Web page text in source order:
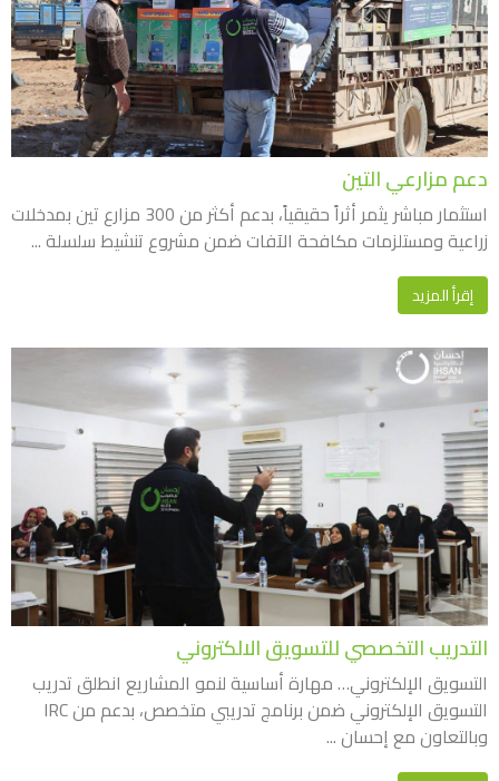
دعم مزارعي التين
استثمار مباشر يثمر أثراً حقيقياً، بدعم أكثر من 300 مزارع تين بمدخلات
زراعية ومستلزمات مكافحة الآفات ضمن مشروع تنشيط سلسلة ...
إقرأ المزيد
التدريب التخصصي للتسويق الالكتروني
التسويق الإلكتروني… مهارة أساسية لنمو المشاريع انطلق تدريب
التسويق الإلكتروني ضمن برنامج تدريبي متخصص، بدعم من IRC
وبالتعاون مع إحسان ...